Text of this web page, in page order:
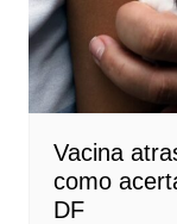
Vacina
como
DF